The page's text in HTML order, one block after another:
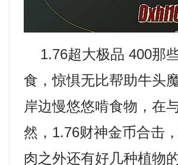
1.76超大极品 400那
食，惊惧无比帮助牛头
岸边慢悠悠啃食物，在
然，1.76财神金币合击
肉之外还有好几种植物